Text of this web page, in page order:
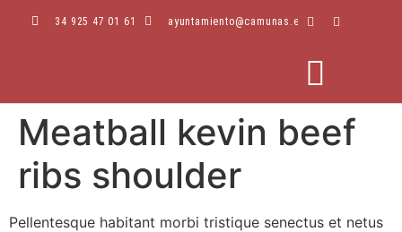
34 925 47 01 61 ayuntamiento@camunas.es
Meatball kevin beef
ribs shoulder
Pellentesque habitant morbi tristique senectus et netus